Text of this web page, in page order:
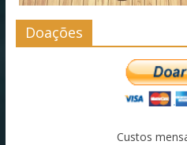
Doações
Custos